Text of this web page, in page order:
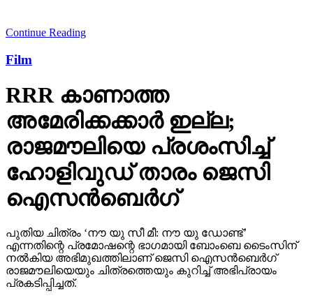
Continue Reading
Film
RRR കാണാത്ത
അമേരിക്കക്കാര്‍ ഇല്ല;
രാജമൗലിയെ പ്രശംസിച്ച്
ഹോളിവുഡ് താരം ജെസി
ഐസന്‍ബെര്‍ഗ്
പുതിയ ചിത്രം ‘നൗ യു സീ മീ: നൗ യു ഡോണ്ട്’
എന്നതിന്റെ പ്രമോഷന്റെ ഭാഗമായി ബോംബെ ടൈംസിന്
നല്‍കിയ അഭിമുഖത്തിലാണ് ജെസി ഐസന്‍ബെര്‍ഗ്
രാജമൗലിയെയും ചിത്രത്തെയും കുറിച്ച് അഭിപ്രായം
പ്രകടിപ്പിച്ചത്.